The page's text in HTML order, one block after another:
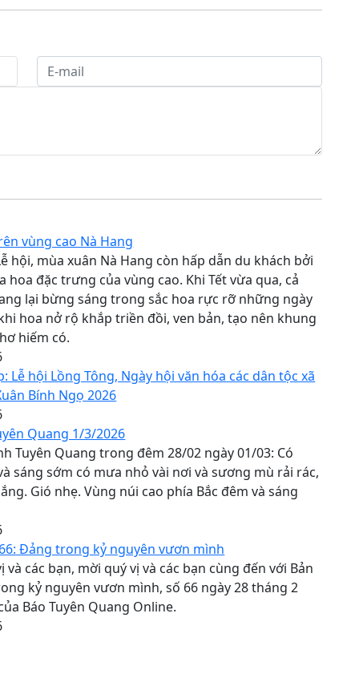
vùng cao Nà Hang
hội, mùa xuân Nà Hang còn hấp dẫn du khách bởi
hoa đặc trưng của vùng cao. Khi Tết vừa qua, cả
lại bừng sáng trong sắc hoa rực rỡ những ngày
hoa nở rộ khắp triền đồi, ven bản, tạo nên khung
hiếm có.
Lễ hội Lồng Tông, Ngày hội văn hóa các dân tộc xã
Bính Ngọ 2026
Quang 1/3/2026
Tuyên Quang trong đêm 28/02 ngày 01/03: Có
sáng sớm có mưa nhỏ vài nơi và sương mù rải rác,
Gió nhẹ. Vùng núi cao phía Bắc đêm và sáng
Đảng trong kỷ nguyên vươn mình
và các bạn, mời quý vị và các bạn cùng đến với Bản
kỷ nguyên vươn mình, số 66 ngày 28 tháng 2
Báo Tuyên Quang Online.